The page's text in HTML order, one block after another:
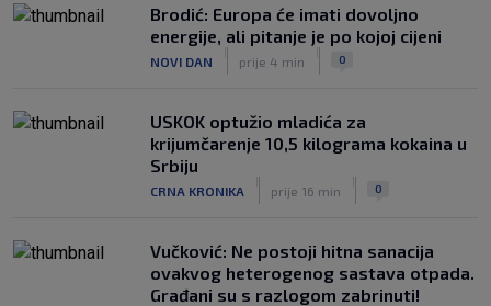
SK
|
6. kol.
Pajaziti: Pokušat ćemo biti bolji protiv
Brodić: Europa će imati dovoljno
energije, ali pitanje je po kojoj cijeni
NOVI DAN prije 4 min 0
USKOK optužio mladića za
krijumčarenje 10,5 kilograma kokaina u
Srbiju
CRNA KRONIKA prije 16 min 0
Vučković: Ne postoji hitna sanacija
ovakvog heterogenog sastava otpada.
Građani su s razlogom zabrinuti!